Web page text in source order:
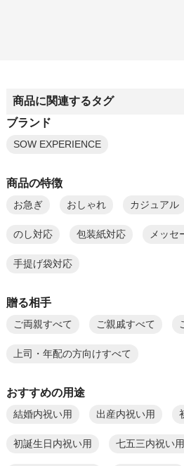
商品に関連するタグ
ブランド
SOW EXPERIENCE
商品の特徴
お急ぎ おしゃれ カジュアル
のし対応 包装紙対応 メッセ
手提げ袋対応
贈る相手
ご両親すべて ご親戚すべて
上司・年配の方向けすべて
おすすめの用途
結婚内祝い用 出産内祝い用
初誕生日内祝い用 七五三内祝い用